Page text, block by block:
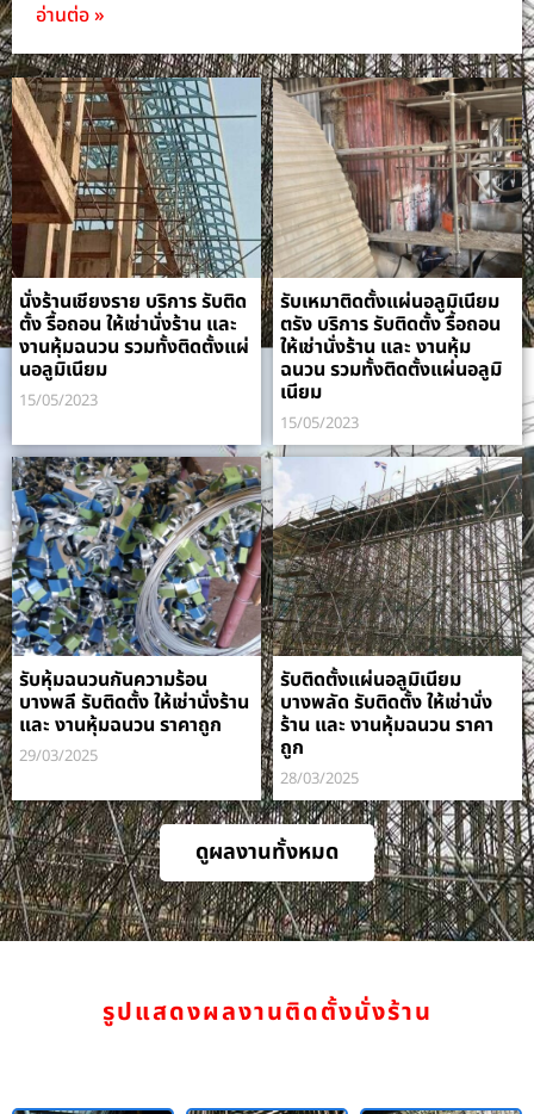
อ่านต่อ »
นั่งร้านเชียงราย บริการ รับติด
ตั้ง รื้อถอน ให้เช่านั่งร้าน และ
งานหุ้มฉนวน รวมทั้งติดตั้งแผ่
นอลูมิเนียม
15/05/2023
รับเหมาติดตั้งแผ่นอลูมิเนียม
ตรัง บริการ รับติดตั้ง รื้อถอน
ให้เช่านั่งร้าน และ งานหุ้ม
ฉนวน รวมทั้งติดตั้งแผ่นอลูมิ
เนียม
15/05/2023
รับหุ้มฉนวนกันความร้อน
บางพลี รับติดตั้ง ให้เช่านั่งร้าน
และ งานหุ้มฉนวน ราคาถูก
29/03/2025
รับติดตั้งแผ่นอลูมิเนียม
บางพลัด รับติดตั้ง ให้เช่านั่ง
ร้าน และ งานหุ้มฉนวน ราคา
ถูก
28/03/2025
ดูผลงานทั้งหมด
รูปแสดงผลงานติดตั้งนั่งร้าน